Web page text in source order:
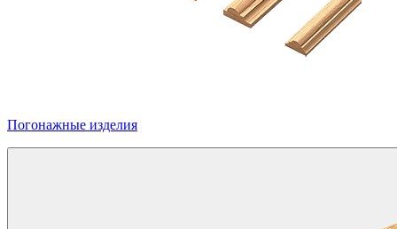
Погонажные изделия